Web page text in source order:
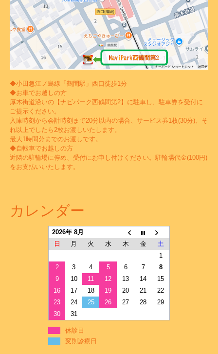
◆小田急江ノ島線「鶴間駅」西口徒歩1分
◆お車でお越しの方
厚木街道沿いの【ナビパーク西鶴間第2】に駐車し、駐車券を受付に
ご提示ください。
入庫時刻から会計時刻まで20分以内の場合、サービス券1枚(30分)、そ
れ以上でしたら2枚お渡しいたします。
最大1時間分までのお渡しです。
◆自転車でお越しの方
近隣の駐輪場に停め、受付にお申し付けください。駐輪場代金(100円)
をお支払いいたします。
カレンダー
2026年 8月
日
月 火 水 木 金
土
1
2
3 4 5 6 7
8
9
10 11 12 13 14
15
16
17 18 19 20 21
22
23
24 25 26 27 28
29
30
31
休診日
変則診療日